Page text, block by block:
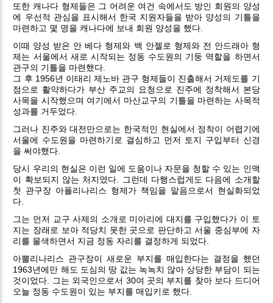
또한 캐나다 형제들은 그 어려운 여건 속에서도 방인 회원의 양성
에 우선적 관심을 표시해서 한국 지원자들을 받아 양성의 기틀을
마련하고 몇 명을 캐나다에 보내 회원 양성을 했다.
이때 양성 받은 안 베다 형제와 백 안젤로 형제와 전 안드래아 형
제는 서울에서 새로 시작되는 정동 수도원의 기둥 역할을 하면서
관구의 기틀을 마련했다.
그 후 1956년 이태리 제노바 관구 형제들이 진출해서 거제도를 기
점으로 활약하다가 부산 주교의 요청으로 진주에 정착해서 본당
사목을 시작했으며 여기에서 마산교구의 기틀을 마련하는 사목적
성과를 거두었다.
그러나 진주와 대전만으로는 한국적인 현실에서 정착이 어렵기에
서울에 수도원을 마련하기로 결심하고 먼저 토지 구입부터 신경
을 써야했다.
당시 우리의 현실은 이런 일에 도움이나 자문을 청할 수 있는 인맥
이 확보되지 않는 처지였다. 그런데 다행스럽게도 다음에 소개할
첫 관구장 아폴리나리스 형제가 책임을 맡음으로서 현실화되었
다.
그는 먼저 교구 사제의 소개로 미아리에 대지를 구입했다가 이 토
지는 장래로 보아 적당치 못한 곳으로 판단하고 서울 중심부에 자
리를 물색하면서 지금 정동 자리를 결정하게 되었다.
아뽈리나리스 관구장이 새로운 부지를 매입한다는 결정을 했던
1963년에만 해도 도심의 땅 값는 녹녹치 않아 상당한 부담이 되는
것이었다. 그는 외국인으로서 30여 곳의 부지를 찾아 보다 드디어
오늘 정동 수도원이 있는 부지를 매입키로 했다.